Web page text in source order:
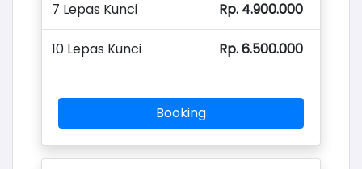
7 Lepas Kunci Rp. 4.900.000
10 Lepas Kunci Rp. 6.500.000
Booking